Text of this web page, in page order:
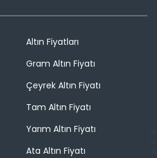
Altın Fiyatları
Gram Altın Fiyatı
Çeyrek Altın Fiyatı
Tam Altın Fiyatı
Yarım Altın Fiyatı
Ata Altın Fiyatı